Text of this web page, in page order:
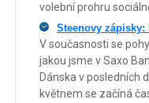
volební prohru
Steenovy
V současnosti se
jakou jsme v Saxo
Dánska v posledních
květnem se začíná